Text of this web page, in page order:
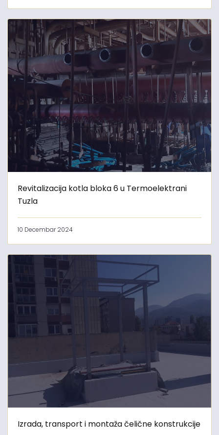
Revitalizacija kotla bloka 6 u Termoelektrani
Tuzla
10 Decembar 2024
Izrada, transport i montaža čelične konstrukcije